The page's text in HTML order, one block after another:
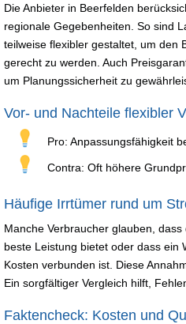
Die Anbieter in Beerfelden
regionale Gegebenheiten. So sind
teilweise flexibler gestaltet, um den
gerecht zu werden. Auch
um Planungssicherheit zu
Vor- und Nachteile flexibler
Pro: Anpassungsfähigkeit
Contra: Oft höhere
Häufige Irrtümer rund um
Manche Verbraucher glauben,
beste Leistung bietet oder dass ein
Kosten verbunden ist. Diese
Ein sorgfältiger Vergleich hilft,
Faktencheck: Kosten und